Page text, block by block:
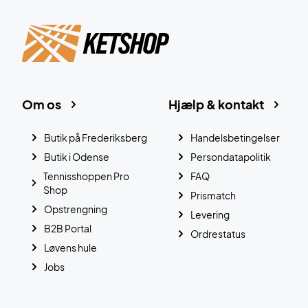
Hjælp & kontakt
Handelsbetingelser
Persondatapolitik
FAQ
Prismatch
Levering
Ordrestatus
Om os
Butik på Frederiksberg
Butik i Odense
Tennisshoppen Pro
Shop
Opstrengning
B2B Portal
Løvens hule
Jobs